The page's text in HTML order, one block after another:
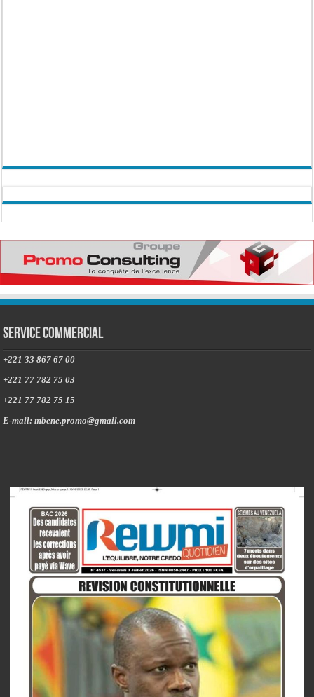
Service commercial
+221 33 867 67 00
+221 77 782 75 03
+221 77 782 75 15
E-mail: mbene.promo@gmail.com